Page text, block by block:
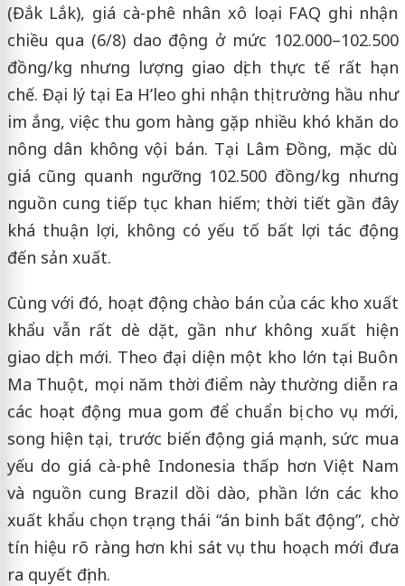
(Đắk Lắk), giá cà-phê nhân xô loại FAQ ghi nhận
chiều qua (6/8) dao động ở mức 102.000–102.500
đồng/kg nhưng lượng giao dịch thực tế rất hạn
chế. Đại lý tại Ea H’leo ghi nhận thị trường hầu như
im ắng, việc thu gom hàng gặp nhiều khó khăn do
nông dân không vội bán. Tại Lâm Đồng, mặc dù
giá cũng quanh ngưỡng 102.500 đồng/kg nhưng
nguồn cung tiếp tục khan hiếm; thời tiết gần đây
khá thuận lợi, không có yếu tố bất lợi tác động
đến sản xuất.
Cùng với đó, hoạt động chào bán của các kho xuất
khẩu vẫn rất dè dặt, gần như không xuất hiện
giao dịch mới. Theo đại diện một kho lớn tại Buôn
Ma Thuột, mọi năm thời điểm này thường diễn ra
các hoạt động mua gom để chuẩn bị cho vụ mới,
song hiện tại, trước biến động giá mạnh, sức mua
yếu do giá cà-phê Indonesia thấp hơn Việt Nam
và nguồn cung Brazil dồi dào, phần lớn các kho
xuất khẩu chọn trạng thái “án binh bất động”, chờ
tín hiệu rõ ràng hơn khi sát vụ thu hoạch mới đưa
ra quyết định.